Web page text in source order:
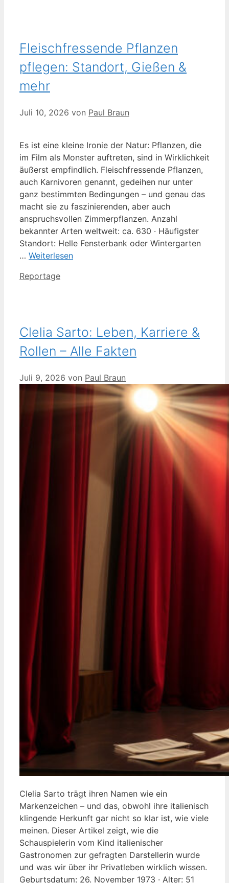
Fleischfressende Pflanzen
pflegen: Standort, Gießen &
mehr
Juli 10, 2026 von Paul Braun
Es ist eine kleine Ironie der Natur: Pflanzen, die
im Film als Monster auftreten, sind in Wirklichkeit
äußerst empfindlich. Fleischfressende Pflanzen,
auch Karnivoren genannt, gedeihen nur unter
ganz bestimmten Bedingungen – und genau das
macht sie zu faszinierenden, aber auch
anspruchsvollen Zimmerpflanzen. Anzahl
bekannter Arten weltweit: ca. 630 · Häufigster
Standort: Helle Fensterbank oder Wintergarten
… Weiterlesen
Kategorien
Reportage
Clelia Sarto: Leben, Karriere &
Rollen – Alle Fakten
Juli 9, 2026 von Paul Braun
Clelia Sarto trägt ihren Namen wie ein
Markenzeichen – und das, obwohl ihre italienisch
klingende Herkunft gar nicht so klar ist, wie viele
meinen. Dieser Artikel zeigt, wie die
Schauspielerin vom Kind italienischer
Gastronomen zur gefragten Darstellerin wurde
und was wir über ihr Privatleben wirklich wissen.
Geburtsdatum: 26. November 1973 · Alter: 51